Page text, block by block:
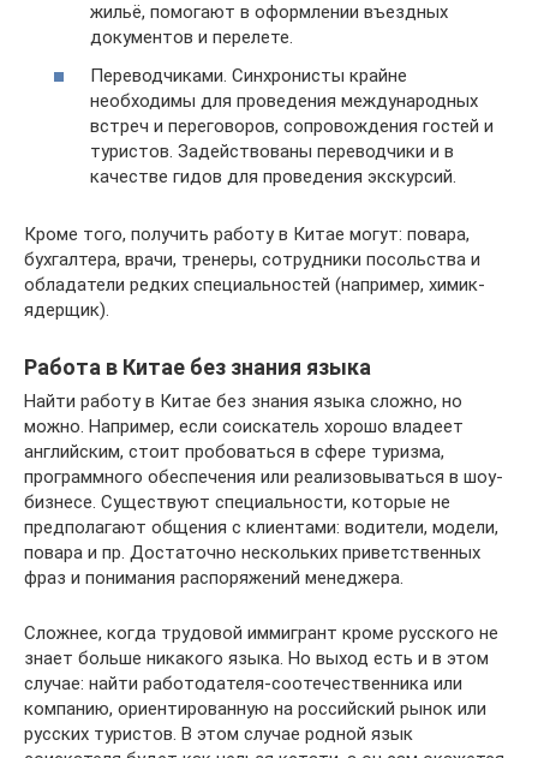
жильё, помогают в оформлении въездных
документов и перелете.
Переводчиками. Синхронисты крайне
необходимы для проведения международных
встреч и переговоров, сопровождения гостей и
туристов. Задействованы переводчики и в
качестве гидов для проведения экскурсий.
Кроме того, получить работу в Китае могут: повара,
бухгалтера, врачи, тренеры, сотрудники посольства и
обладатели редких специальностей (например, химик-
ядерщик).
Работа в Китае без знания языка
Найти работу в Китае без знания языка сложно, но
можно. Например, если соискатель хорошо владеет
английским, стоит пробоваться в сфере туризма,
программного обеспечения или реализовываться в шоу-
бизнесе. Существуют специальности, которые не
предполагают общения с клиентами: водители, модели,
повара и пр. Достаточно нескольких приветственных
фраз и понимания распоряжений менеджера.
Сложнее, когда трудовой иммигрант кроме русского не
знает больше никакого языка. Но выход есть и в этом
случае: найти работодателя-соотечественника или
компанию, ориентированную на российский рынок или
русских туристов. В этом случае родной язык